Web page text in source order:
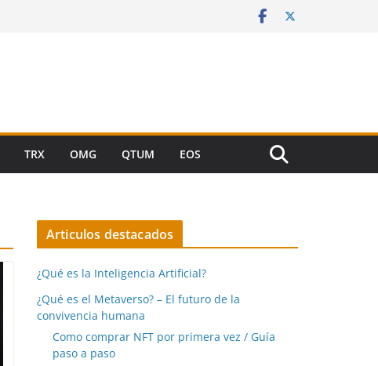
TRX OMG QTUM EOS
Articulos destacados
¿Qué es la Inteligencia Artificial?
¿Qué es el Metaverso? – El futuro de la
convivencia humana
Como comprar NFT por primera vez / Guía
paso a paso